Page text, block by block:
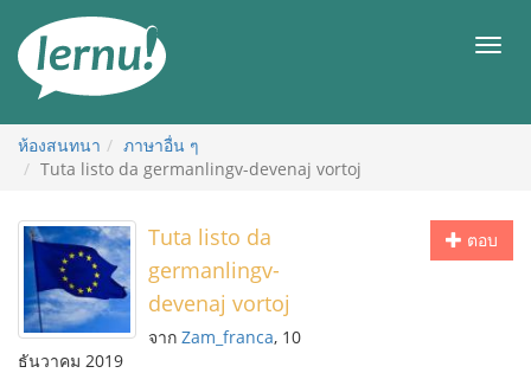
สารบัญ
เมนู
ห้องสนทนา
ภาษาอื่น ๆ
Tuta listo da germanlingv-devenaj vortoj
ตอบ
Tuta listo da
germanlingv-
devenaj vortoj
จาก Zam_franca, 10
ธันวาคม 2019